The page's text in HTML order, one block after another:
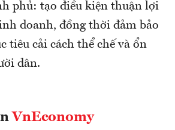
phủ: tạo điều kiện thuận lợi
doanh, đồng thời đảm bảo
tiêu cải cách thể chế và ổn
dân.
VnEconomy